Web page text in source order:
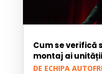
Cum se verifică
montaj ai
DE ECHIPA